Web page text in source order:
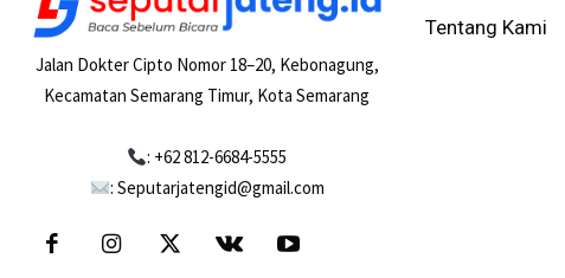
Jalan Dokter Cipto Nomor 18–20, Kebonagung,
Kecamatan Semarang Timur, Kota Semarang
: +62 812-6684-5555
: Seputarjatengid@gmail.com
Tentang Kami